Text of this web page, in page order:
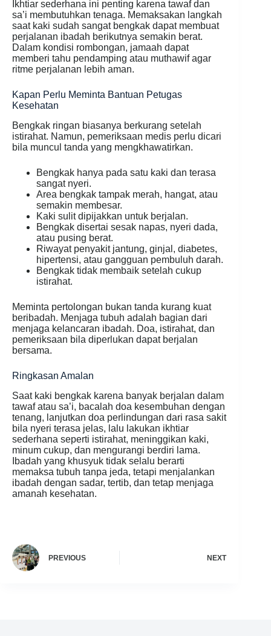
Ikhtiar sederhana ini penting karena tawaf dan
sa’i membutuhkan tenaga. Memaksakan langkah
saat kaki sudah sangat bengkak dapat membuat
perjalanan ibadah berikutnya semakin berat.
Dalam kondisi rombongan, jamaah dapat
memberi tahu pendamping atau muthawif agar
ritme perjalanan lebih aman.
Kapan Perlu Meminta Bantuan Petugas
Kesehatan
Bengkak ringan biasanya berkurang setelah
istirahat. Namun, pemeriksaan medis perlu dicari
bila muncul tanda yang mengkhawatirkan.
Bengkak hanya pada satu kaki dan terasa
sangat nyeri.
Area bengkak tampak merah, hangat, atau
semakin membesar.
Kaki sulit dipijakkan untuk berjalan.
Bengkak disertai sesak napas, nyeri dada,
atau pusing berat.
Riwayat penyakit jantung, ginjal, diabetes,
hipertensi, atau gangguan pembuluh darah.
Bengkak tidak membaik setelah cukup
istirahat.
Meminta pertolongan bukan tanda kurang kuat
beribadah. Menjaga tubuh adalah bagian dari
menjaga kelancaran ibadah. Doa, istirahat, dan
pemeriksaan bila diperlukan dapat berjalan
bersama.
Ringkasan Amalan
Saat kaki bengkak karena banyak berjalan dalam
tawaf atau sa’i, bacalah doa kesembuhan dengan
tenang, lanjutkan doa perlindungan dari rasa sakit
bila nyeri terasa jelas, lalu lakukan ikhtiar
sederhana seperti istirahat, meninggikan kaki,
minum cukup, dan mengurangi berdiri lama.
Ibadah yang khusyuk tidak selalu berarti
memaksa tubuh tanpa jeda, tetapi menjalankan
ibadah dengan sadar, tertib, dan tetap menjaga
amanah kesehatan.
PREVIOUS NEXT